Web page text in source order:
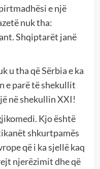
e një
nuk tha:
Shqiptarët janë
u tha që Sërbia e ka
e parë të shekullit
në shekullin XXI!
Kjo është
shkurtpamës
që i ka sjellë kaq
njerëzimit dhe që